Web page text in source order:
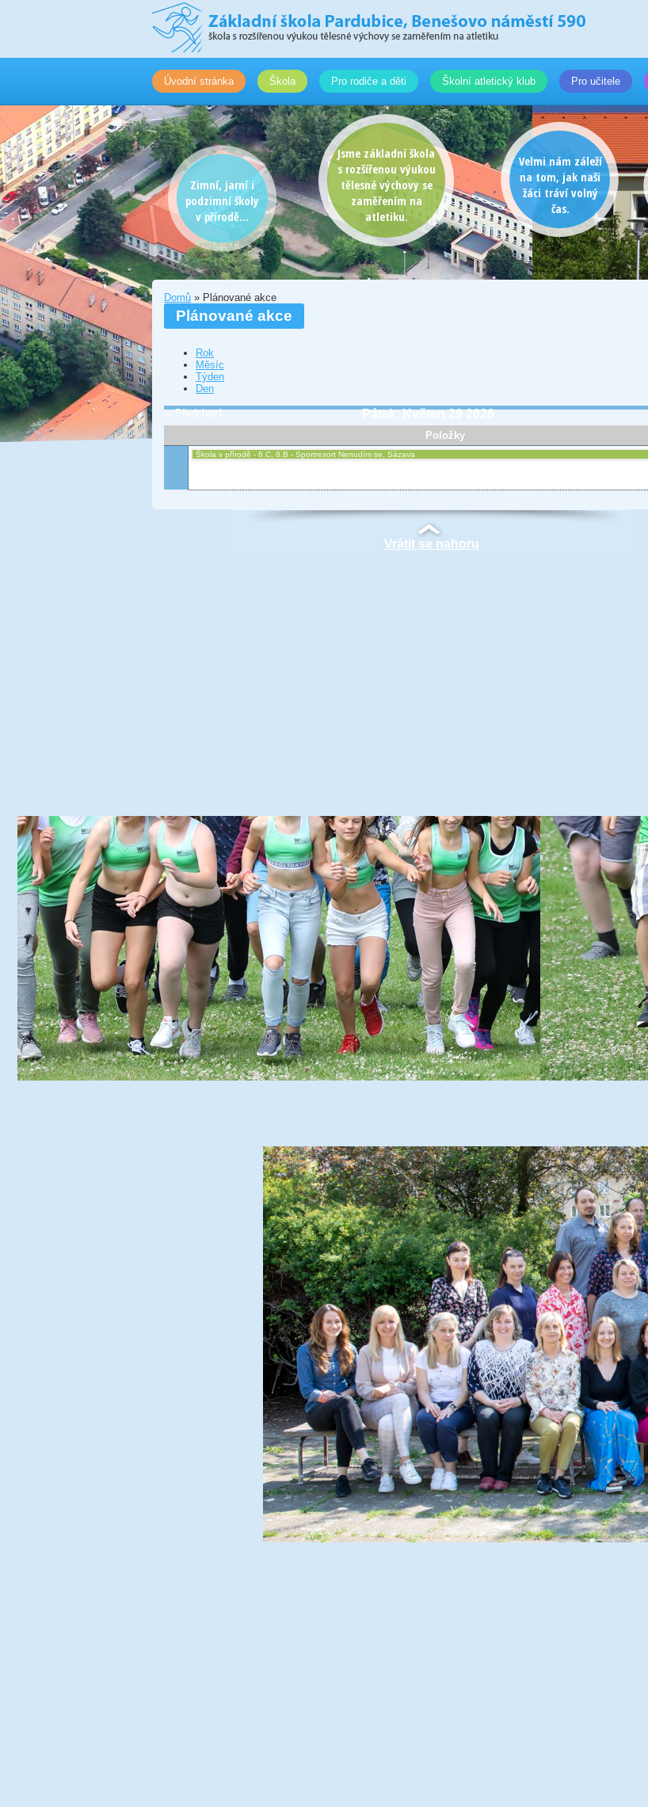
Úvodní stránka Škola Pro rodiče a děti Školní atletický klub Pro učitele
Zimní, jarní i
podzimní školy
v přírodě...
Jsme základní škola
s rozšířenou výukou
tělesné výchovy se
zaměřením na
atletiku.
Velmi nám záleží
na tom, jak naši
žáci tráví volný
čas.
Domů » Plánované akce
Plánované akce
Rok
Měsíc
Týden
Den
« Předchozí Pátek, Květen 29 2026
Položky
Škola v přírodě - 6.C, 8.B - Sportresort Nenudím se, Sázava
Vrátit se nahoru